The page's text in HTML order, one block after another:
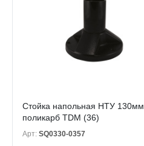
Стойка напольная НТУ 130мм
поликарб TDM (36)
Арт: SQ0330-0357